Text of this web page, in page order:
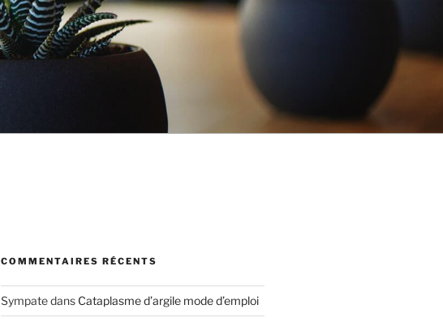
COMMENTAIRES RÉCENTS
Sympatedans Cataplasme d’argile mode d’emploi